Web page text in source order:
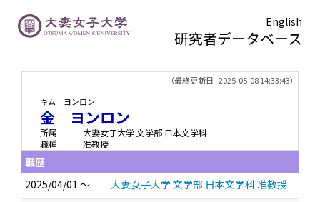
English
研究者データベース
（最終更新日 : 2025-05-08 14:33:43）
キム ヨンロン
金 ヨンロン
所属
大妻女子大学 文学部 日本文学科
職種
准教授
職歴
2025/04/01 ～
大妻女子大学 文学部 日本文学科 准教授